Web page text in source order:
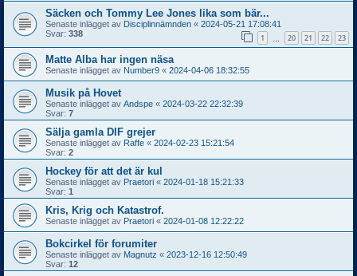
Säcken och Tommy Lee Jones lika som bär...
Senaste inlägget av Disciplinnämnden « 2024-05-21 17:08:41
Svar: 338 1 20 21 22 23
Matte Alba har ingen näsa
Senaste inlägget av Number9 « 2024-04-06 18:32:55
Musik på Hovet
Senaste inlägget av Andspe « 2024-03-22 22:32:39
Svar: 7
Sälja gamla DIF grejer
Senaste inlägget av Raffe « 2024-02-23 15:21:54
Svar: 2
Hockey för att det är kul
Senaste inlägget av Praetori « 2024-01-18 15:21:33
Svar: 1
Kris, Krig och Katastrof.
Senaste inlägget av Praetori « 2024-01-08 12:22:22
Bokcirkel för forumiter
Senaste inlägget av Magnutz « 2023-12-16 12:50:49
Svar: 12